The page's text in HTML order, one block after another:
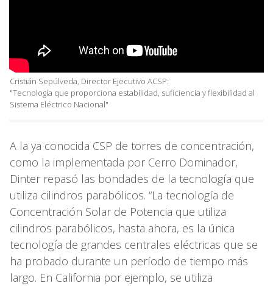
Cristián Sepúlveda, Director Ejecutivo ACSP:
"Tecnología que proporciona estabilidad, suficiencia y flexibilidad al
Sistema Eléctrico Nacional"
A la ya conocida CSP de torres de concentración,
como la implementada por Cerro Dominador,
Dinter repasó las bondades de la tecnología que
utiliza cilindros parabólicos. “La tecnología de
Concentración Solar de Potencia que utiliza
cilindros parabólicos, hasta ahora, es la única
tecnología de grandes centrales eléctricas que se
ha probado durante un período de tiempo más
largo. En California por ejemplo, se utiliza